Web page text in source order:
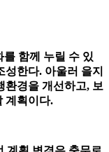
함께 누릴 수 있
성한다. 아울러 을지
환경을 개선하고, 보
계획이다.